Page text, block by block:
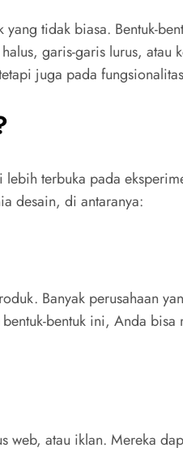
tidak biasa. Bentuk-
garis-garis lurus, atau
juga pada
terbuka pada
desain, di antaranya:
Banyak perusahaan
bentuk ini, Anda bisa
web, atau iklan. Mereka